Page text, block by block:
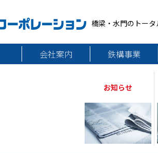
橋梁・水門のトー
会社案内
鉄構事業
お知らせ